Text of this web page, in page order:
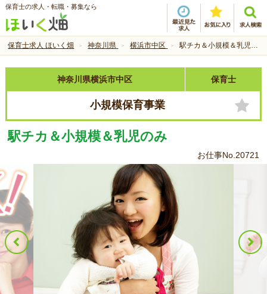
保育士の求人・転職・募集なら
保育士求人 ほいく畑 神奈川県 横浜市中区 駅チカ＆小規模＆乳児のみ
神奈川県横浜市中区 保育士
小規模保育事業
駅チカ＆小規模＆乳児のみ
お仕事No.20721